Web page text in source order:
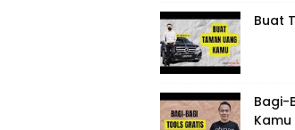
Buat
Bagi-
Kamu